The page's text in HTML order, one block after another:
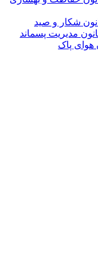
شکار و صید
مدیریت پسماند
هوای پاک